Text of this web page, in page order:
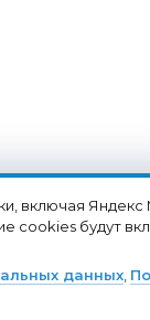
включая Яндекс
cookies будут
данных